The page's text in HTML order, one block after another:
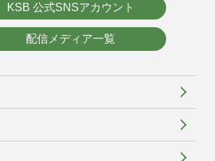
KSB 公式SNSアカウント
配信メディア一覧